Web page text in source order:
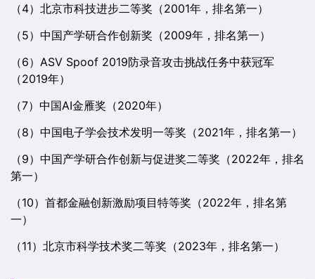
（4）北京市科技进步二等奖（2001年，排名第一）
（5）中国产学研合作创新奖（2009年，排名第一）
（6）ASV Spoof 2019防录音攻击挑战任务中获冠军
（2019年）
（7）中国AI金雁奖（2020年）
（8）中国电子学会技术发明一等奖（2021年，排名第一）
（9）中国产学研合作创新与促进奖二等奖（2022年，排名
第一）
（10）首都金融创新激励项目特等奖（2022年，排名第
一）
（11）北京市科学技术奖二等奖（2023年，排名第一）